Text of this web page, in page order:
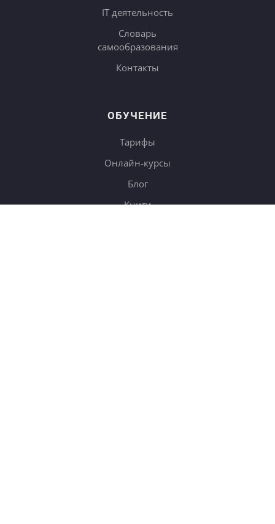
IT деятельность
Словарь
самообразования
Контакты
ОБУЧЕНИЕ
Тарифы
Онлайн-курсы
Блог
Книги